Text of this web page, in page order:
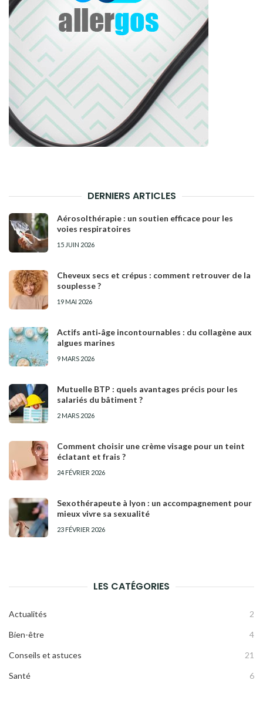
DERNIERS ARTICLES
Aérosolthérapie : un soutien efficace pour les
voies respiratoires
15 JUIN 2026
Cheveux secs et crépus : comment retrouver de la
souplesse ?
19 MAI 2026
Actifs anti‑âge incontournables : du collagène aux
algues marines
9 MARS 2026
Mutuelle BTP : quels avantages précis pour les
salariés du bâtiment ?
2 MARS 2026
Comment choisir une crème visage pour un teint
éclatant et frais ?
24 FÉVRIER 2026
Sexothérapeute à lyon : un accompagnement pour
mieux vivre sa sexualité
23 FÉVRIER 2026
LES CATÉGORIES
Actualités 2
Bien-être 4
Conseils et astuces 21
Santé 6